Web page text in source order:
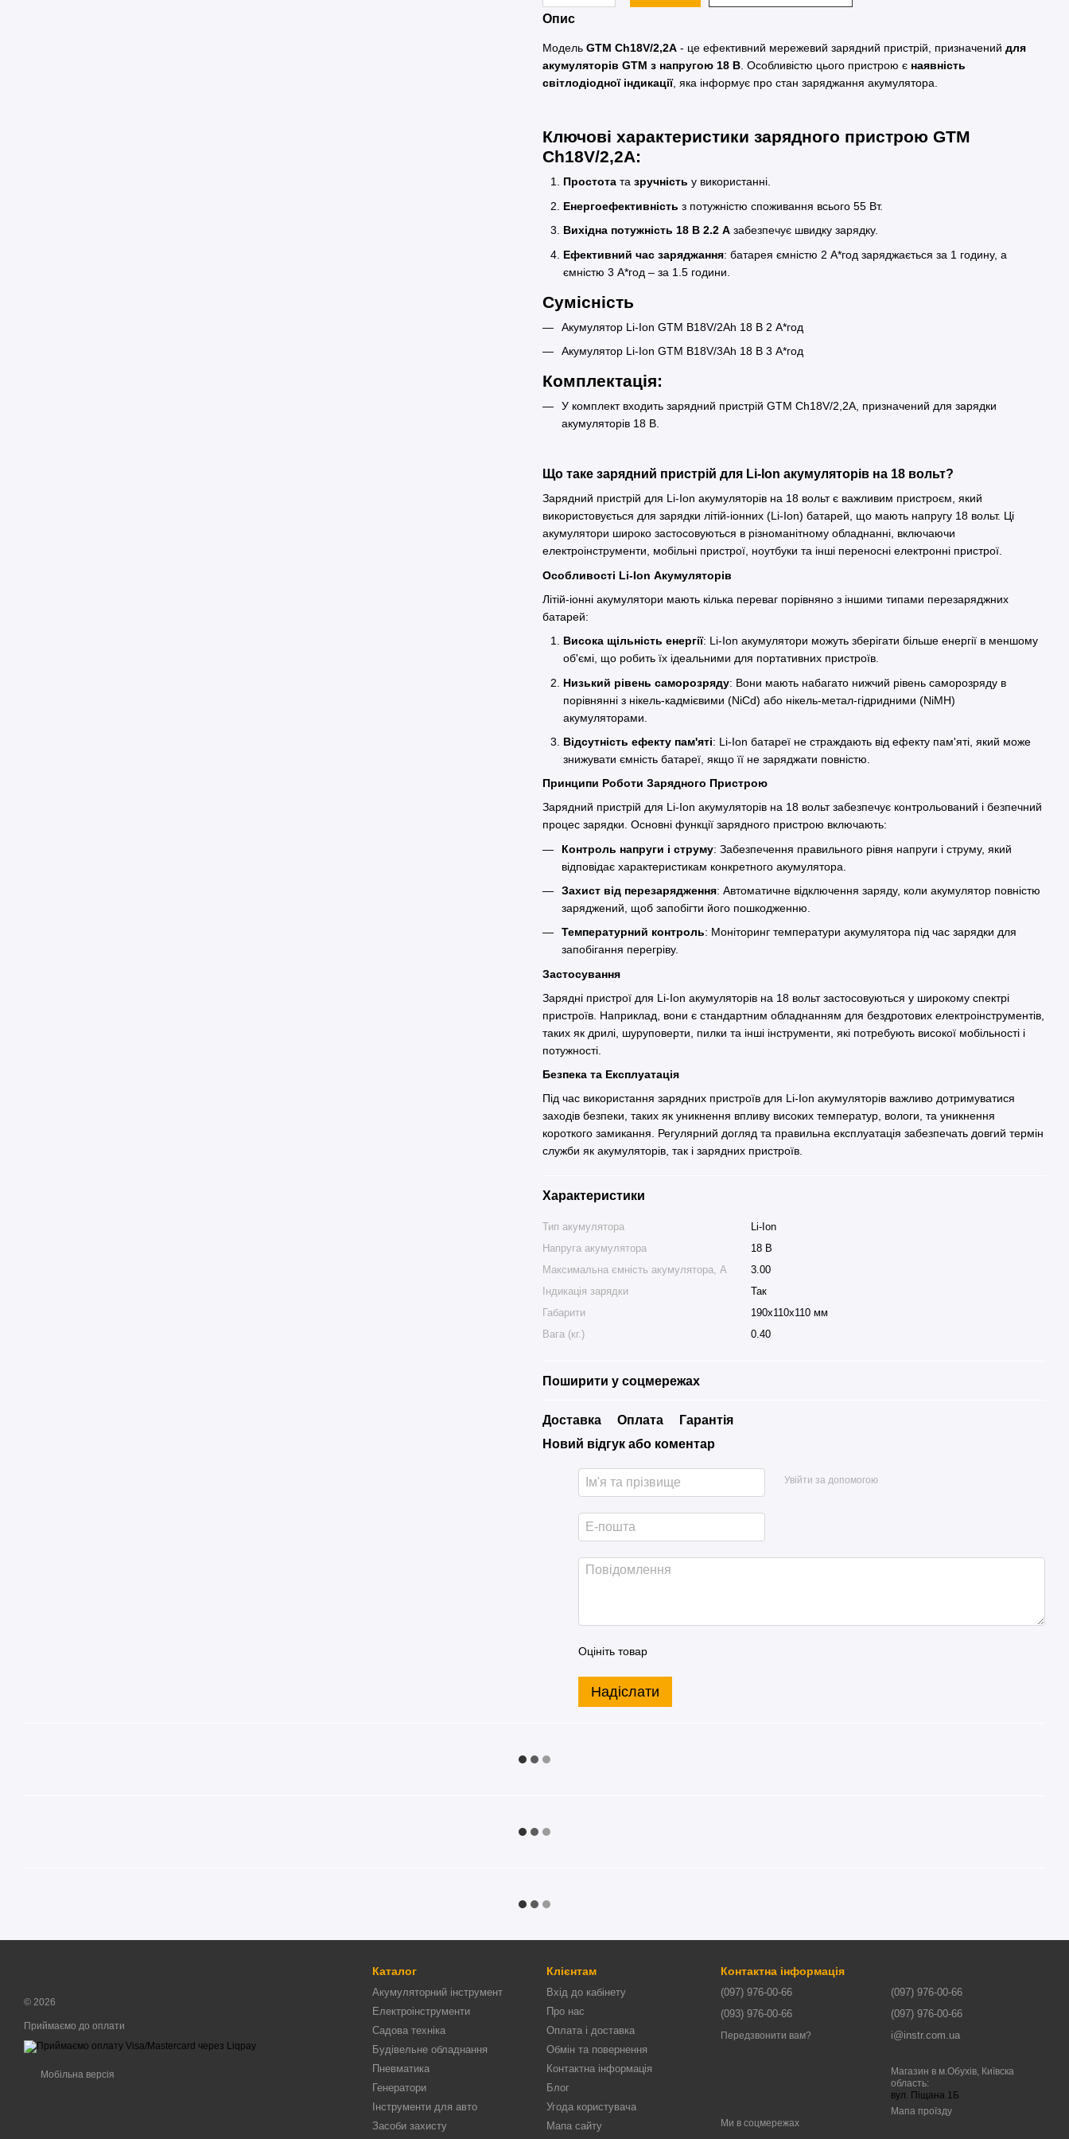
Опис
Модель GTM Ch18V/2,2А - це ефективний мережевий зарядний пристрій, призначений для
акумуляторів GTM з напругою 18 В . Особливістю цього пристрою є наявність
світлодіодної індикації, яка інформує про стан заряджання акумулятора.
Ключові характеристики зарядного пристрою GTM
Ch18V/2,2А:
Простота та зручність у використанні.
Енергоефективність з потужністю споживання всього 55 Вт.
Вихідна потужність 18 В 2.2 А забезпечує швидку зарядку.
Ефективний час заряджання: батарея ємністю 2 А*год заряджається за 1 годину, а
ємністю 3 А*год – за 1.5 години.
Сумісність
Акумулятор Li-Ion GTM B18V/2Аh 18 В 2 А*год
Акумулятор Li-Ion GTM B18V/3Аh 18 В 3 А*год
Комплектація:
У комплект входить зарядний пристрій GTM Ch18V/2,2А, призначений для зарядки
акумуляторів 18 В.
Що таке зарядний пристрій для Li-Ion акумуляторів на 18 вольт?
Зарядний пристрій для Li-Ion акумуляторів на 18 вольт є важливим пристроєм, який
використовується для зарядки літій-іонних (Li-Ion) батарей, що мають напругу 18 вольт. Ці
акумулятори широко застосовуються в різноманітному обладнанні, включаючи
електроінструменти, мобільні пристрої, ноутбуки та інші переносні електронні пристрої.
Особливості Li-Ion Акумуляторів
Літій-іонні акумулятори мають кілька переваг порівняно з іншими типами перезаряджних
батарей:
Висока щільність енергії: Li-Ion акумулятори можуть зберігати більше енергії в меншому
об'ємі, що робить їх ідеальними для портативних пристроїв.
Низький рівень саморозряду: Вони мають набагато нижчий рівень саморозряду в
порівнянні з нікель-кадмієвими (NiCd) або нікель-метал-гідридними (NiMH)
акумуляторами.
Відсутність ефекту пам'яті: Li-Ion батареї не страждають від ефекту пам'яті, який може
знижувати ємність батареї, якщо її не заряджати повністю.
Принципи Роботи Зарядного Пристрою
Зарядний пристрій для Li-Ion акумуляторів на 18 вольт забезпечує контрольований і безпечний
процес зарядки. Основні функції зарядного пристрою включають:
Контроль напруги і струму: Забезпечення правильного рівня напруги і струму, який
відповідає характеристикам конкретного акумулятора.
Захист від перезарядження: Автоматичне відключення заряду, коли акумулятор повністю
заряджений, щоб запобігти його пошкодженню.
Температурний контроль: Моніторинг температури акумулятора під час зарядки для
запобігання перегріву.
Застосування
Зарядні пристрої для Li-Ion акумуляторів на 18 вольт застосовуються у широкому спектрі
пристроїв. Наприклад, вони є стандартним обладнанням для бездротових електроінструментів,
таких як дрилі, шуруповерти, пилки та інші інструменти, які потребують високої мобільності і
потужності.
Безпека та Експлуатація
Під час використання зарядних пристроїв для Li-Ion акумуляторів важливо дотримуватися
заходів безпеки, таких як уникнення впливу високих температур, вологи, та уникнення
короткого замикання. Регулярний догляд та правильна експлуатація забезпечать довгий термін
служби як акумуляторів, так і зарядних пристроїв.
Характеристики
Тип акумулятора
Li-Ion
Напруга акумулятора
18 В
Максимальна ємність акумулятора, A
3.00
Індикація зарядки
Так
Габарити
190x110x110 мм
Вага (кг.)
0.40
Поширити у соцмережах
Доставка Оплата
Гарантія
Новий відгук або коментар
Увійти за допомогою
Оцініть товар
Надіслати
© 2026
Приймаємо до оплати
Мобільна версія
Каталог
Акумуляторний інструмент
Електроінструменти
Садова техніка
Будівельне обладнання
Пневматика
Генератори
Інструменти для авто
Засоби захисту
Клієнтам
Вхід до кабінету
Про нас
Оплата і доставка
Обмін та повернення
Контактна інформація
Блог
Угода користувача
Мапа сайту
Контактна інформація
(097) 976-00-66
(093) 976-00-66
Передзвонити вам?
(097) 976-00-66
(097) 976-00-66
i@instr.com.ua
Магазин в м.Обухів, Київска
область:
вул. Піщана 1Б
Мапа проїзду
Ми в соцмережах